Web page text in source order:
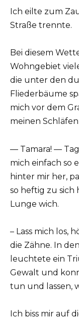
Ich eilte zum
Straße trennte.
Bei diesem
Wohngebiet
die unter den
Fliederbäume
mich vor dem
meinen
— Tamara! —
mich einfach so
hinter mir her,
so heftig zu sich
Lunge wich.
– Lass mich los,
die Zähne. In
leuchtete ein
Gewalt und
tun und lassen,
Ich biss mir auf